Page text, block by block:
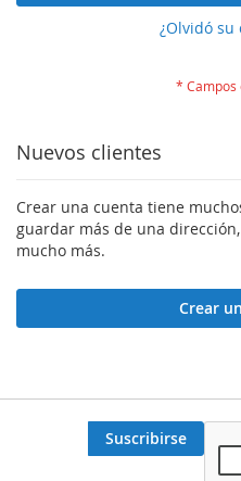
¿Olvidó su
Nuevos clientes
Crear una cuenta tiene
guardar más de una
mucho más.
Crear
Suscribirse